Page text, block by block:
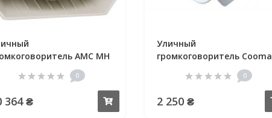
AMC MH
0
364 ₴
Уличный
громкоговоритель Cooma
0
2 250 ₴